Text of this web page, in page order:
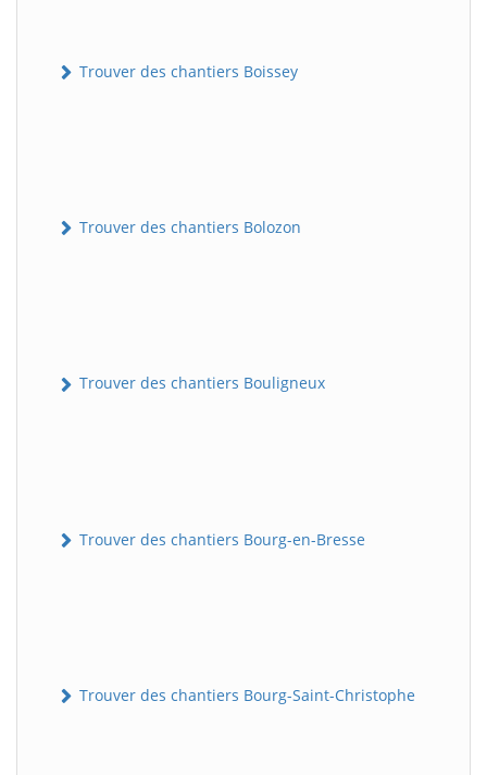
Trouver des chantiers Boissey
Trouver des chantiers Bolozon
Trouver des chantiers Bouligneux
Trouver des chantiers Bourg-en-Bresse
Trouver des chantiers Bourg-Saint-Christophe